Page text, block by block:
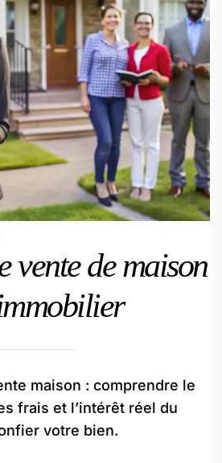
vente de maison
maison : comprendre le
frais et l’intérêt réel du
votre bien.